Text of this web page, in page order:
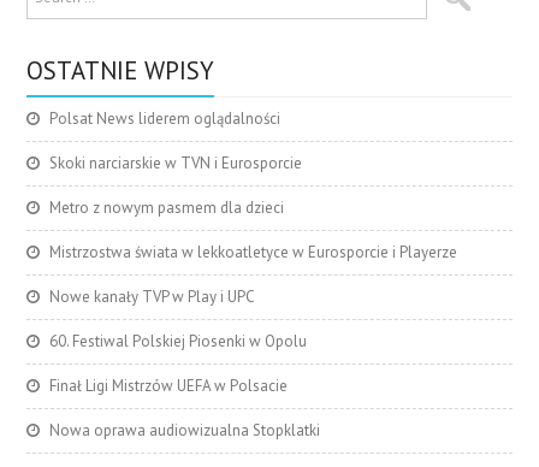
OSTATNIE WPISY
Polsat News liderem oglądalności
Skoki narciarskie w TVN i Eurosporcie
Metro z nowym pasmem dla dzieci
Mistrzostwa świata w lekkoatletyce w Eurosporcie i Playerze
Nowe kanały TVP w Play i UPC
60. Festiwal Polskiej Piosenki w Opolu
Finał Ligi Mistrzów UEFA w Polsacie
Nowa oprawa audiowizualna Stopklatki